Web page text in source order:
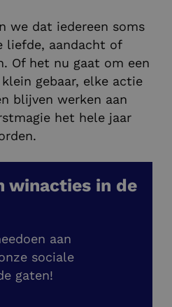
we dat iedereen soms
liefde, aandacht of
Of het nu gaat om een
gebaar, elke actie
blijven werken aan
het hele jaar
winacties in de
aan
sociale
gaten!